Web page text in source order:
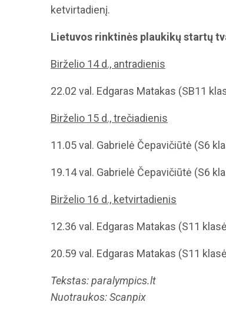
ketvirtadienį.
Lietuvos rinktinės plaukikų startų
Birželio 14d., antradienis
22.02 val. Edgaras Matakas (SB11
Birželio 15 d., trečiadienis
11.05 val. Gabrielė Čepavičiūtė (S6
19.14 val. Gabrielė Čepavičiūtė (S6
Birželio 16 d., ketvirtadienis
12.36 val. Edgaras Matakas (S11
20.59 val. Edgaras Matakas (S11
Tekstas: paralympics.lt
Nuotraukos: Scanpix